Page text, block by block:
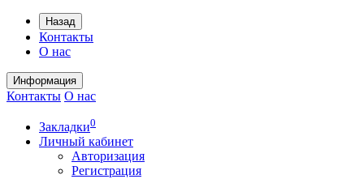
Назад
Контакты
О нас
Информация
Контакты О нас
Закладки0
Личный кабинет
Авторизация
Регистрация